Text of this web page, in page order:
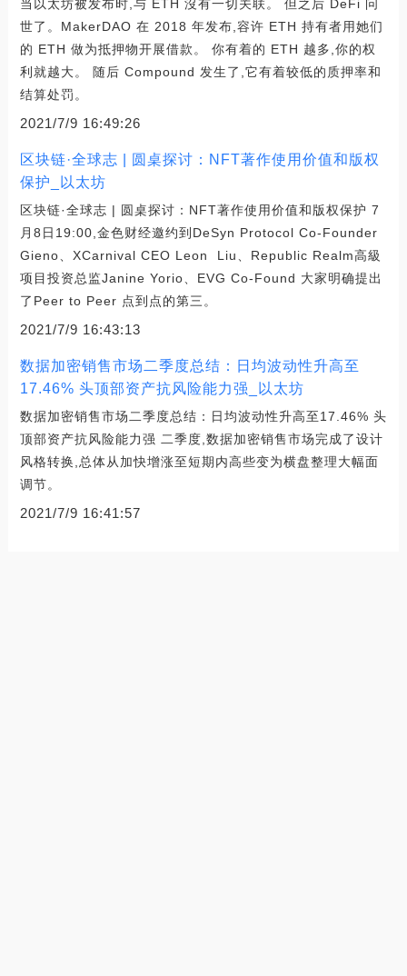
当以太坊被发布时,与 ETH 沒有一切关联。 但之后 DeFi 问
世了。MakerDAO 在 2018 年发布,容许 ETH 持有者用她们
的 ETH 做为抵押物开展借款。 你有着的 ETH 越多,你的权
利就越大。 随后 Compound 发生了,它有着较低的质押率和
结算处罚。
2021/7/9 16:49:26
区块链·全球志 | 圆桌探讨：NFT著作使用价值和版权
保护_以太坊
区块链·全球志 | 圆桌探讨：NFT著作使用价值和版权保护 7
月8日19:00,金色财经邀约到DeSyn Protocol Co-Founder
Gieno、XCarnival CEO Leon Liu、Republic Realm高級
项目投资总监Janine Yorio、EVG Co-Found 大家明确提出
了Peer to Peer 点到点的第三。
2021/7/9 16:43:13
数据加密销售市场二季度总结：日均波动性升高至
17.46% 头顶部资产抗风险能力强_以太坊
数据加密销售市场二季度总结：日均波动性升高至17.46% 头
顶部资产抗风险能力强 二季度,数据加密销售市场完成了设计
风格转换,总体从加快增涨至短期内高些变为横盘整理大幅面
调节。
2021/7/9 16:41:57